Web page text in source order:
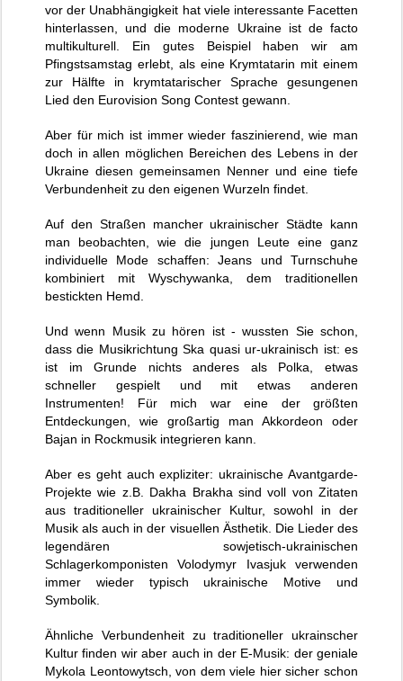
vor der Unabhängigkeit hat viele interessante Facetten
hinterlassen, und die moderne Ukraine ist de facto
multikulturell. Ein gutes Beispiel haben wir am
Pfingstsamstag erlebt, als eine Krymtatarin mit einem
zur Hälfte in krymtatarischer Sprache gesungenen
Lied den Eurovision Song Contest gewann.
Aber für mich ist immer wieder faszinierend, wie man
doch in allen möglichen Bereichen des Lebens in der
Ukraine diesen gemeinsamen Nenner und eine tiefe
Verbundenheit zu den eigenen Wurzeln findet.
Auf den Straßen mancher ukrainischer Städte kann
man beobachten, wie die jungen Leute eine ganz
individuelle Mode schaffen: Jeans und Turnschuhe
kombiniert mit Wyschywanka, dem traditionellen
bestickten Hemd.
Und wenn Musik zu hören ist - wussten Sie schon,
dass die Musikrichtung Ska quasi ur-ukrainisch ist: es
ist im Grunde nichts anderes als Polka, etwas
schneller gespielt und mit etwas anderen
Instrumenten! Für mich war eine der größten
Entdeckungen, wie großartig man Akkordeon oder
Bajan in Rockmusik integrieren kann.
Aber es geht auch expliziter: ukrainische Avantgarde-
Projekte wie z.B. Dakha Brakha sind voll von Zitaten
aus traditioneller ukrainischer Kultur, sowohl in der
Musik als auch in der visuellen Ästhetik. Die Lieder des
legendären sowjetisch-ukrainischen
Schlagerkomponisten Volodymyr Ivasjuk verwenden
immer wieder typisch ukrainische Motive und
Symbolik.
Ähnliche Verbundenheit zu traditioneller ukrainscher
Kultur finden wir aber auch in der E-Musik: der geniale
Mykola Leontowytsch, von dem viele hier sicher schon